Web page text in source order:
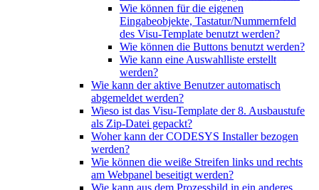
Wie können für die eigenen
Eingabeobjekte, Tastatur/Nummernfeld
des Visu-Template benutzt werden?
Wie können die Buttons benutzt werden?
Wie kann eine Auswahlliste erstellt
werden?
Wie kann der aktive Benutzer automatisch
abgemeldet werden?
Wieso ist das Visu-Template der 8. Ausbaustufe
als Zip-Datei gepackt?
Woher kann der CODESYS Installer bezogen
werden?
Wie können die weiße Streifen links und rechts
am Webpanel beseitigt werden?
Wie kann aus dem Prozessbild in ein anderes